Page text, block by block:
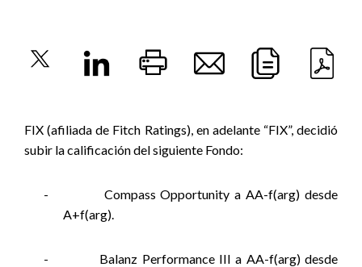
FIX (afiliada de Fitch Ratings), en adelante “FIX”, decidió
subir la calificación del siguiente Fondo:
-
Compass Opportunity a AA-f(arg) desde
A+f(arg).
-
Balanz Performance III a AA-f(arg) desde